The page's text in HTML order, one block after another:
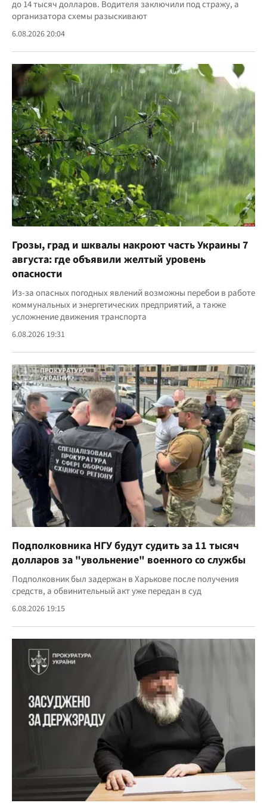
до 14 тысяч долларов. Водителя заключили под стражу, а
организатора схемы разыскивают
6.08.2026 20:04
Грозы, град и шквалы накроют часть Украины 7
августа: где объявили желтый уровень
опасности
Из-за опасных погодных явлений возможны перебои в работе
коммунальных и энергетических предприятий, а также
усложнение движения транспорта
6.08.2026 19:31
Подполковника НГУ будут судить за 11 тысяч
долларов за "увольнение" военного со службы
Подполковник был задержан в Харькове после получения
средств, а обвинительный акт уже передан в суд
6.08.2026 19:15